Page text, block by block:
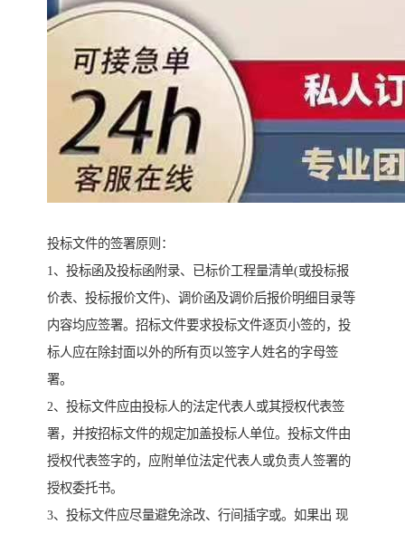
投标文件的签署原则：
1、投标函及投标函附录、已标价工程量清单(或投标报
价表、投标报价文件)、调价函及调价后报价明细目录等
内容均应签署。招标文件要求投标文件逐页小签的，投
标人应在除封面以外的所有页以签字人姓名的字母签
署。
2、投标文件应由投标人的法定代表人或其授权代表签
署，并按招标文件的规定加盖投标人单位。投标文件由
授权代表签字的，应附单位法定代表人或负责人签署的
授权委托书。
3、投标文件应尽量避免涂改、行间插字或。如果出 现